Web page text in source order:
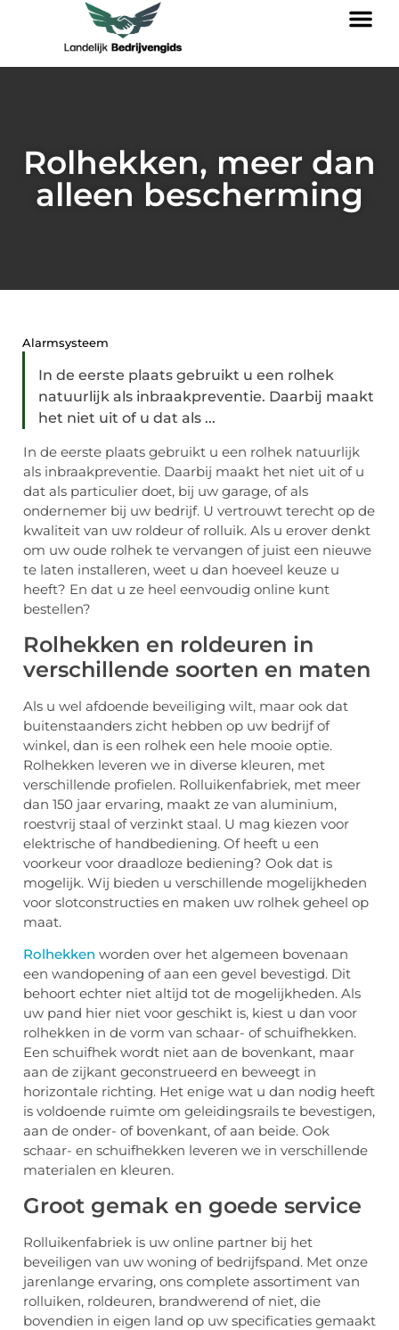
Rolhekken, meer dan
alleen bescherming
Alarmsysteem
In de eerste plaats gebruikt u een rolhek
natuurlijk als inbraakpreventie. Daarbij maakt
het niet uit of u dat als ...
In de eerste plaats gebruikt u een rolhek natuurlijk
als inbraakpreventie. Daarbij maakt het niet uit of u
dat als particulier doet, bij uw garage, of als
ondernemer bij uw bedrijf. U vertrouwt terecht op de
kwaliteit van uw roldeur of rolluik. Als u erover denkt
om uw oude rolhek te vervangen of juist een nieuwe
te laten installeren, weet u dan hoeveel keuze u
heeft? En dat u ze heel eenvoudig online kunt
bestellen?
Rolhekken en roldeuren in
verschillende soorten en maten
Als u wel afdoende beveiliging wilt, maar ook dat
buitenstaanders zicht hebben op uw bedrijf of
winkel, dan is een rolhek een hele mooie optie.
Rolhekken leveren we in diverse kleuren, met
verschillende profielen. Rolluikenfabriek, met meer
dan 150 jaar ervaring, maakt ze van aluminium,
roestvrij staal of verzinkt staal. U mag kiezen voor
elektrische of handbediening. Of heeft u een
voorkeur voor draadloze bediening? Ook dat is
mogelijk. Wij bieden u verschillende mogelijkheden
voor slotconstructies en maken uw rolhek geheel op
maat.
Rolhekken worden over het algemeen bovenaan
een wandopening of aan een gevel bevestigd. Dit
behoort echter niet altijd tot de mogelijkheden. Als
uw pand hier niet voor geschikt is, kiest u dan voor
rolhekken in de vorm van schaar- of schuifhekken.
Een schuifhek wordt niet aan de bovenkant, maar
aan de zijkant geconstrueerd en beweegt in
horizontale richting. Het enige wat u dan nodig heeft
is voldoende ruimte om geleidingsrails te bevestigen,
aan de onder- of bovenkant, of aan beide. Ook
schaar- en schuifhekken leveren we in verschillende
materialen en kleuren.
Groot gemak en goede service
Rolluikenfabriek is uw online partner bij het
beveiligen van uw woning of bedrijfspand. Met onze
jarenlange ervaring, ons complete assortiment van
rolluiken, roldeuren, brandwerend of niet, die
bovendien in eigen land op uw specificaties gemaakt